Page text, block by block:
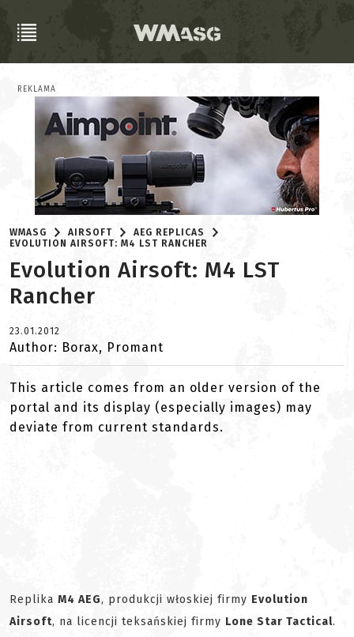
REKLAMA
WMASG AIRSOFT
AEG REPLICAS
EVOLUTION AIRSOFT: M4 LST RANCHER
Evolution Airsoft: M4 LST
Rancher
23.01.2012
Author: Borax, Promant
This article comes from an older version of the
portal and its display (especially images) may
deviate from current standards.
Replika M4 AEG, produkcji włoskiej firmy Evolution
Airsoft, na licencji teksańskiej firmy Lone Star Tactical.